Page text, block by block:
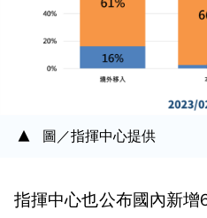
圖／指揮中心提供
指揮中心也公布國內新增